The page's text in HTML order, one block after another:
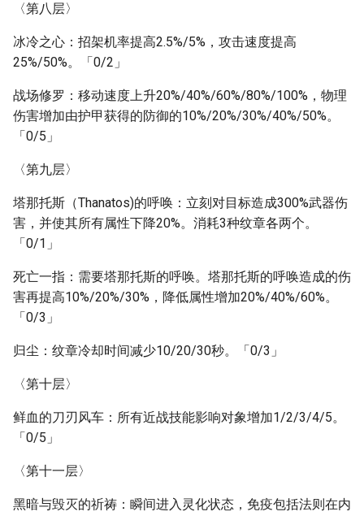
〈第八层〉
冰冷之心：招架机率提高2.5%/5%，攻击速度提高
25%/50%。「0/2」
战场修罗：移动速度上升20%/40%/60%/80%/100%，物理
伤害增加由护甲获得的防御的10%/20%/30%/40%/50%。
「0/5」
〈第九层〉
塔那托斯（Thanatos)的呼唤：立刻对目标造成300%武器伤
害，并使其所有属性下降20%。消耗3种纹章各两个。
「0/1」
死亡一指：需要塔那托斯的呼唤。塔那托斯的呼唤造成的伤
害再提高10%/20%/30%，降低属性增加20%/40%/60%。
「0/3」
归尘：纹章冷却时间减少10/20/30秒。「0/3」
〈第十层〉
鲜血的刀刃风车：所有近战技能影响对象增加1/2/3/4/5。
「0/5」
〈第十一层〉
黑暗与毁灭的祈祷：瞬间进入灵化状态，免疫包括法则在内